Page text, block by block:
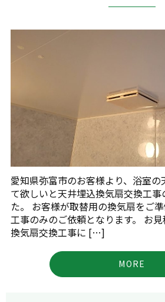
愛知県弥富市のお客様より、浴室の
て欲しいと天井埋込換気扇交換工
た。 お客様が取替用の換気扇をご
工事のみのご依頼となります。 お見
換気扇交換工事に […]
MORE